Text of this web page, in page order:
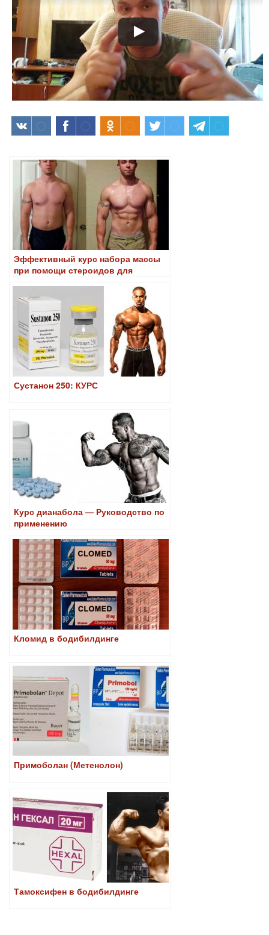
Эффективный курс набора массы
при помощи стероидов для
Сустанон 250: КУРС
Курс дианабола — Руководство по
применению
Кломид в бодибилдинге
Примоболан (Метенолон)
Тамоксифен в бодибилдинге